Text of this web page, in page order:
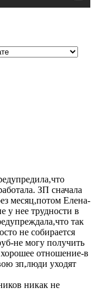
ЗП сначала
месяц,потом Елена-
у нее трудности в
так
не собирается
не могу получить
отношение-в
зп,люди уходят
никак не